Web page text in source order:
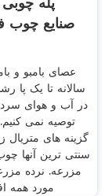
صنایع چوب
عصای بامبو و
سالانه تا یک پا
در آب و هوای
توصیه نمی
گزینه های متریال
سنتی ترین آنها
مزرعه. نرده
مورد همه